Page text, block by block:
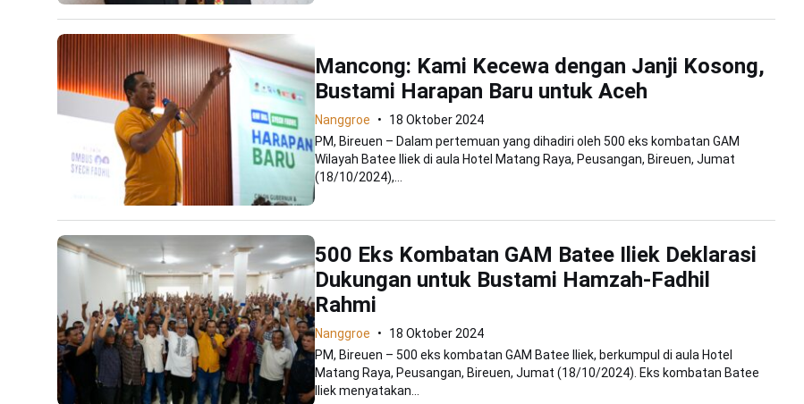
Mancong: Kami Kecewa dengan Janji Kosong,
Bustami Harapan Baru untuk Aceh
Nanggroe
18 Oktober 2024
PM, Bireuen – Dalam pertemuan yang dihadiri oleh 500 eks kombatan GAM
Wilayah Batee Iliek di aula Hotel Matang Raya, Peusangan, Bireuen, Jumat
(18/10/2024),...
500 Eks Kombatan GAM Batee Iliek Deklarasi
Dukungan untuk Bustami Hamzah-Fadhil
Rahmi
Nanggroe
18 Oktober 2024
PM, Bireuen – 500 eks kombatan GAM Batee Iliek, berkumpul di aula Hotel
Matang Raya, Peusangan, Bireuen, Jumat (18/10/2024). Eks kombatan Batee
Iliek menyatakan...